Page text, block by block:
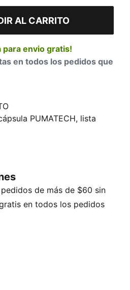
AL CARRITO
para envio gratis!
en todos los pedidos que
PUMATECH, lista
visible y una
polo incorpora el espíritu
look con las franjas M.
90% de materiales
by PUMA
de más de $60 sin
en todos los pedidos